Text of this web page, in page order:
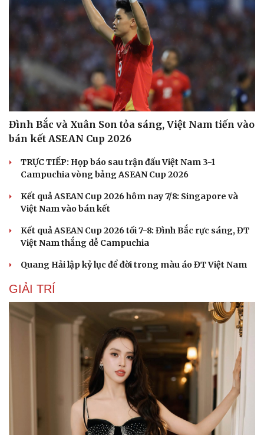
Sức khỏe
Dinh dưỡng - món ngon
Cây thuốc
Sản phụ khoa
Nam khoa
Phòng mạch online
Ăn sạch sống khỏe
Đời sống
Blog
Tình yêu - Gia đình
Đình Bắc và Xuân Son tỏa sáng, Việt Nam tiến vào
bán kết ASEAN Cup 2026
TRỰC TIẾP: Họp báo sau trận đấu Việt Nam 3-1
Campuchia vòng bảng ASEAN Cup 2026
Kết quả ASEAN Cup 2026 hôm nay 7/8: Singapore và
Việt Nam vào bán kết
Kết quả ASEAN Cup 2026 tối 7-8: Đình Bắc rực sáng, ĐT
Việt Nam thắng dễ Campuchia
Quang Hải lập kỷ lục để đời trong màu áo ĐT Việt Nam
GIẢI TRÍ